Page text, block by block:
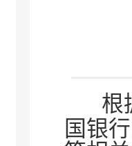
根据
国银